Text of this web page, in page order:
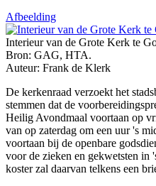
Afbeelding
Interieur van de Grote Kerk te
Bron: GAG, HTA.
Auteur: Frank de Klerk
De kerkenraad verzoekt het
stemmen dat de
Heilig Avondmaal voortaan op
van op zaterdag om een uur 's
voortaan bij de openbare
voor de zieken en gekwetsten in
koster zal daarvan telkens een